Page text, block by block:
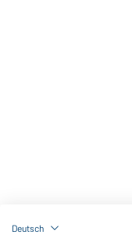
Sport Towel (black)
Deutsch